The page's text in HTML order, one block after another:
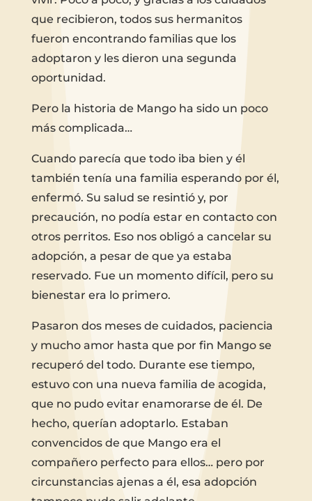
que recibieron, todos sus hermanitos
fueron encontrando familias que los
adoptaron y les dieron una segunda
oportunidad.
Pero la historia de Mango ha sido un poco
más complicada…
Cuando parecía que todo iba bien y él
también tenía una familia esperando por él,
enfermó. Su salud se resintió y, por
precaución, no podía estar en contacto con
otros perritos. Eso nos obligó a cancelar su
adopción, a pesar de que ya estaba
reservado. Fue un momento difícil, pero su
bienestar era lo primero.
Pasaron dos meses de cuidados, paciencia
y mucho amor hasta que por fin Mango se
recuperó del todo. Durante ese tiempo,
estuvo con una nueva familia de acogida,
que no pudo evitar enamorarse de él. De
hecho, querían adoptarlo. Estaban
convencidos de que Mango era el
compañero perfecto para ellos… pero por
circunstancias ajenas a él, esa adopción